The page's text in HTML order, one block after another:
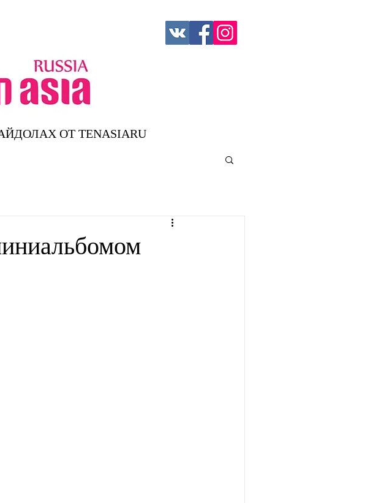
ОТ TENASIARU